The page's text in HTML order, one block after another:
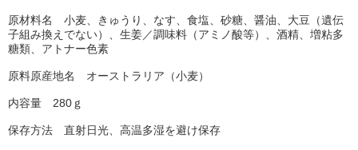
原材料名 小麦、きゅうり、なす、食塩、砂糖、醤油、大豆（遺伝
子組み換えでない）、生姜／調味料（アミノ酸等）、酒精、増粘多
糖類、アトナー色素
原料原産地名 オーストラリア（小麦）
内容量 280ｇ
保存方法 直射日光、高温多湿を避け保存